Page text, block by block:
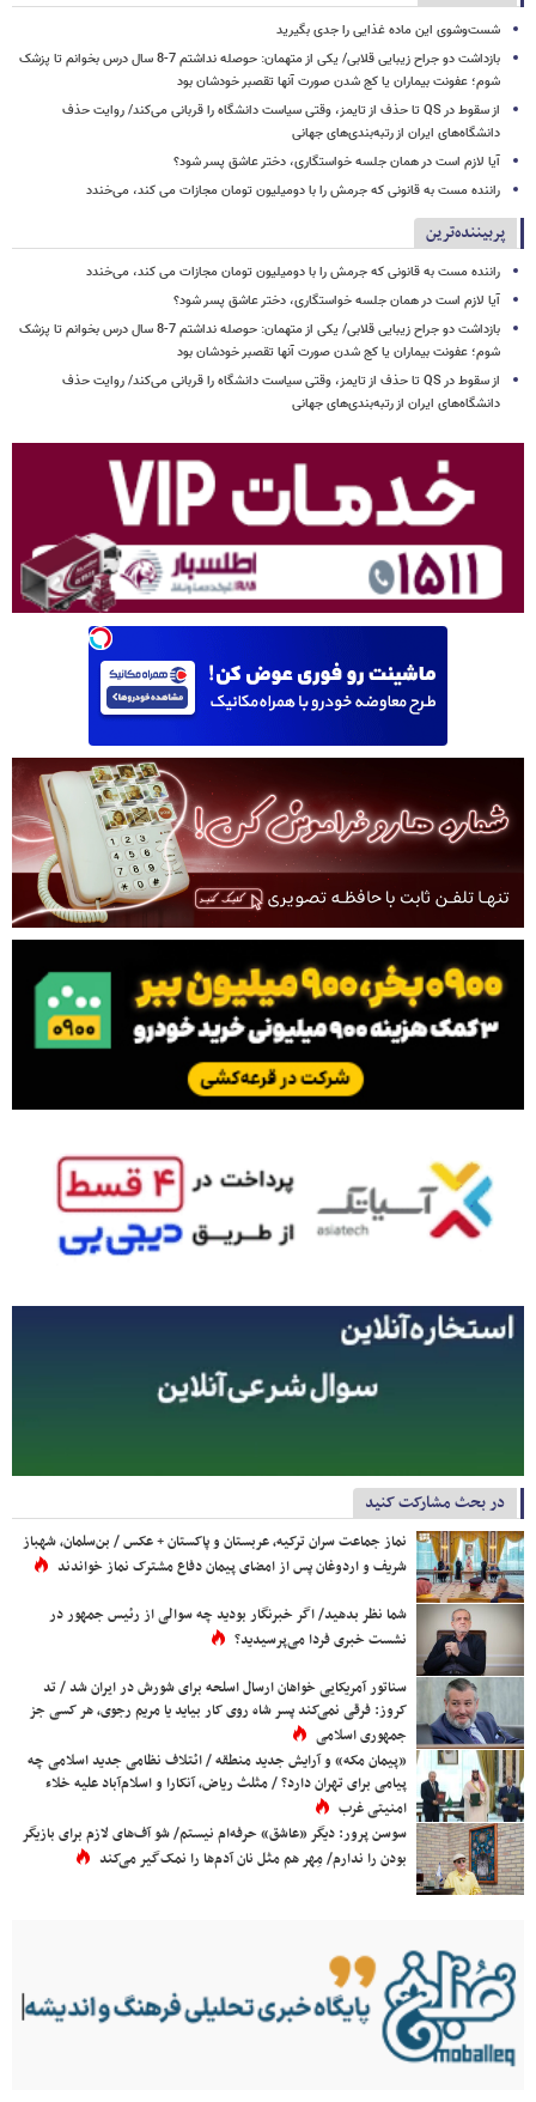
شست‌وشوی این ماده غذایی را جدی بگیرید
بازداشت دو جراح زیبایی قلابی/ یکی از متهمان: حوصله نداشتم 7-8 سال درس بخوانم تا پزشک
شوم؛ عفونت بیماران یا کج شدن صورت آنها تقصبر خودشان بود
از سقوط در QS تا حذف از تایمز، وقتی سیاست دانشگاه را قربانی می‌کند/ روایت حذف
دانشگاه‌های ایران از رتبه‌بندی‌های جهانی
آیا لازم است در همان جلسه خواستگاری، دختر عاشق پسر شود؟
راننده مست به قانونی که جرمش را با دومیلیون تومان مجازات می کند، می‌خندد
پربیننده‌ترین
راننده مست به قانونی که جرمش را با دومیلیون تومان مجازات می کند، می‌خندد
آیا لازم است در همان جلسه خواستگاری، دختر عاشق پسر شود؟
بازداشت دو جراح زیبایی قلابی/ یکی از متهمان: حوصله نداشتم 7-8 سال درس بخوانم تا پزشک
شوم؛ عفونت بیماران یا کج شدن صورت آنها تقصبر خودشان بود
از سقوط در QS تا حذف از تایمز، وقتی سیاست دانشگاه را قربانی می‌کند/ روایت حذف
دانشگاه‌های ایران از رتبه‌بندی‌های جهانی
در بحث مشارکت کنید
نماز جماعت سران ترکیه، عربستان و پاکستان + عکس / بن‌سلمان، شهباز
شریف و اردوغان پس از امضای پیمان دفاع مشترک نماز خواندند
شما نظر بدهید/ اگر خبرنگار بودید چه سوالی از رئیس جمهور در
نشست خبری فردا می‌پرسیدید؟
سناتور آمریکایی خواهان ارسال اسلحه برای شورش در ایران شد / تد
کروز: فرقی نمی‌کند پسر شاه روی کار بیاید یا مریم رجوی، هر کسی جز
جمهوری اسلامی
«پیمان مکه» و آرایش جدید منطقه / ائتلاف نظامی جدید اسلامی چه
پیامی برای تهران دارد؟ / مثلث ریاض، آنکارا و اسلام‌آباد علیه خلاء
امنیتی غرب
سوسن پرور: دیگر «عاشق» حرفه‌ام نیستم/ شو آف‌های لازم برای بازیگر
بودن را ندارم/ مِهر هم مثل نان آدم‌ها را نمک‌گیر می‌کند